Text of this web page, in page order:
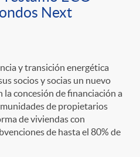
Next
y transición energética
socios y socias un nuevo
concesión de financiación a
de propietarios
de viviendas con
de hasta el 80% de